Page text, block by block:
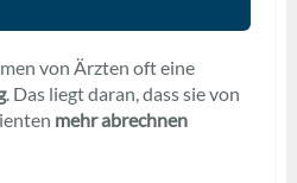
von Ärzten oft eine
. Das liegt daran, dass sie von
mehr abrechnen